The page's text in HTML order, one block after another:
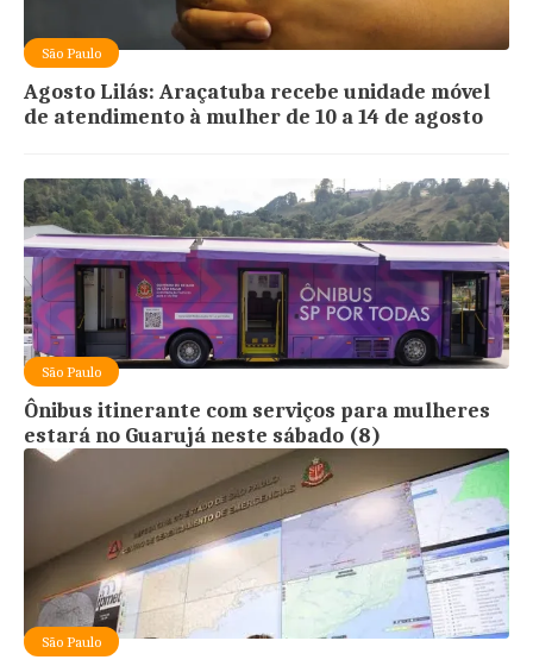
São Paulo
Agosto Lilás: Araçatuba recebe unidade móvel
de atendimento à mulher de 10 a 14 de agosto
São Paulo
Ônibus itinerante com serviços para mulheres
estará no Guarujá neste sábado (8)
São Paulo